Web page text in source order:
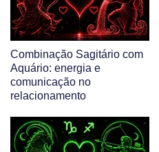
Combinação Sagitário com
Aquário: energia e
comunicação no
relacionamento